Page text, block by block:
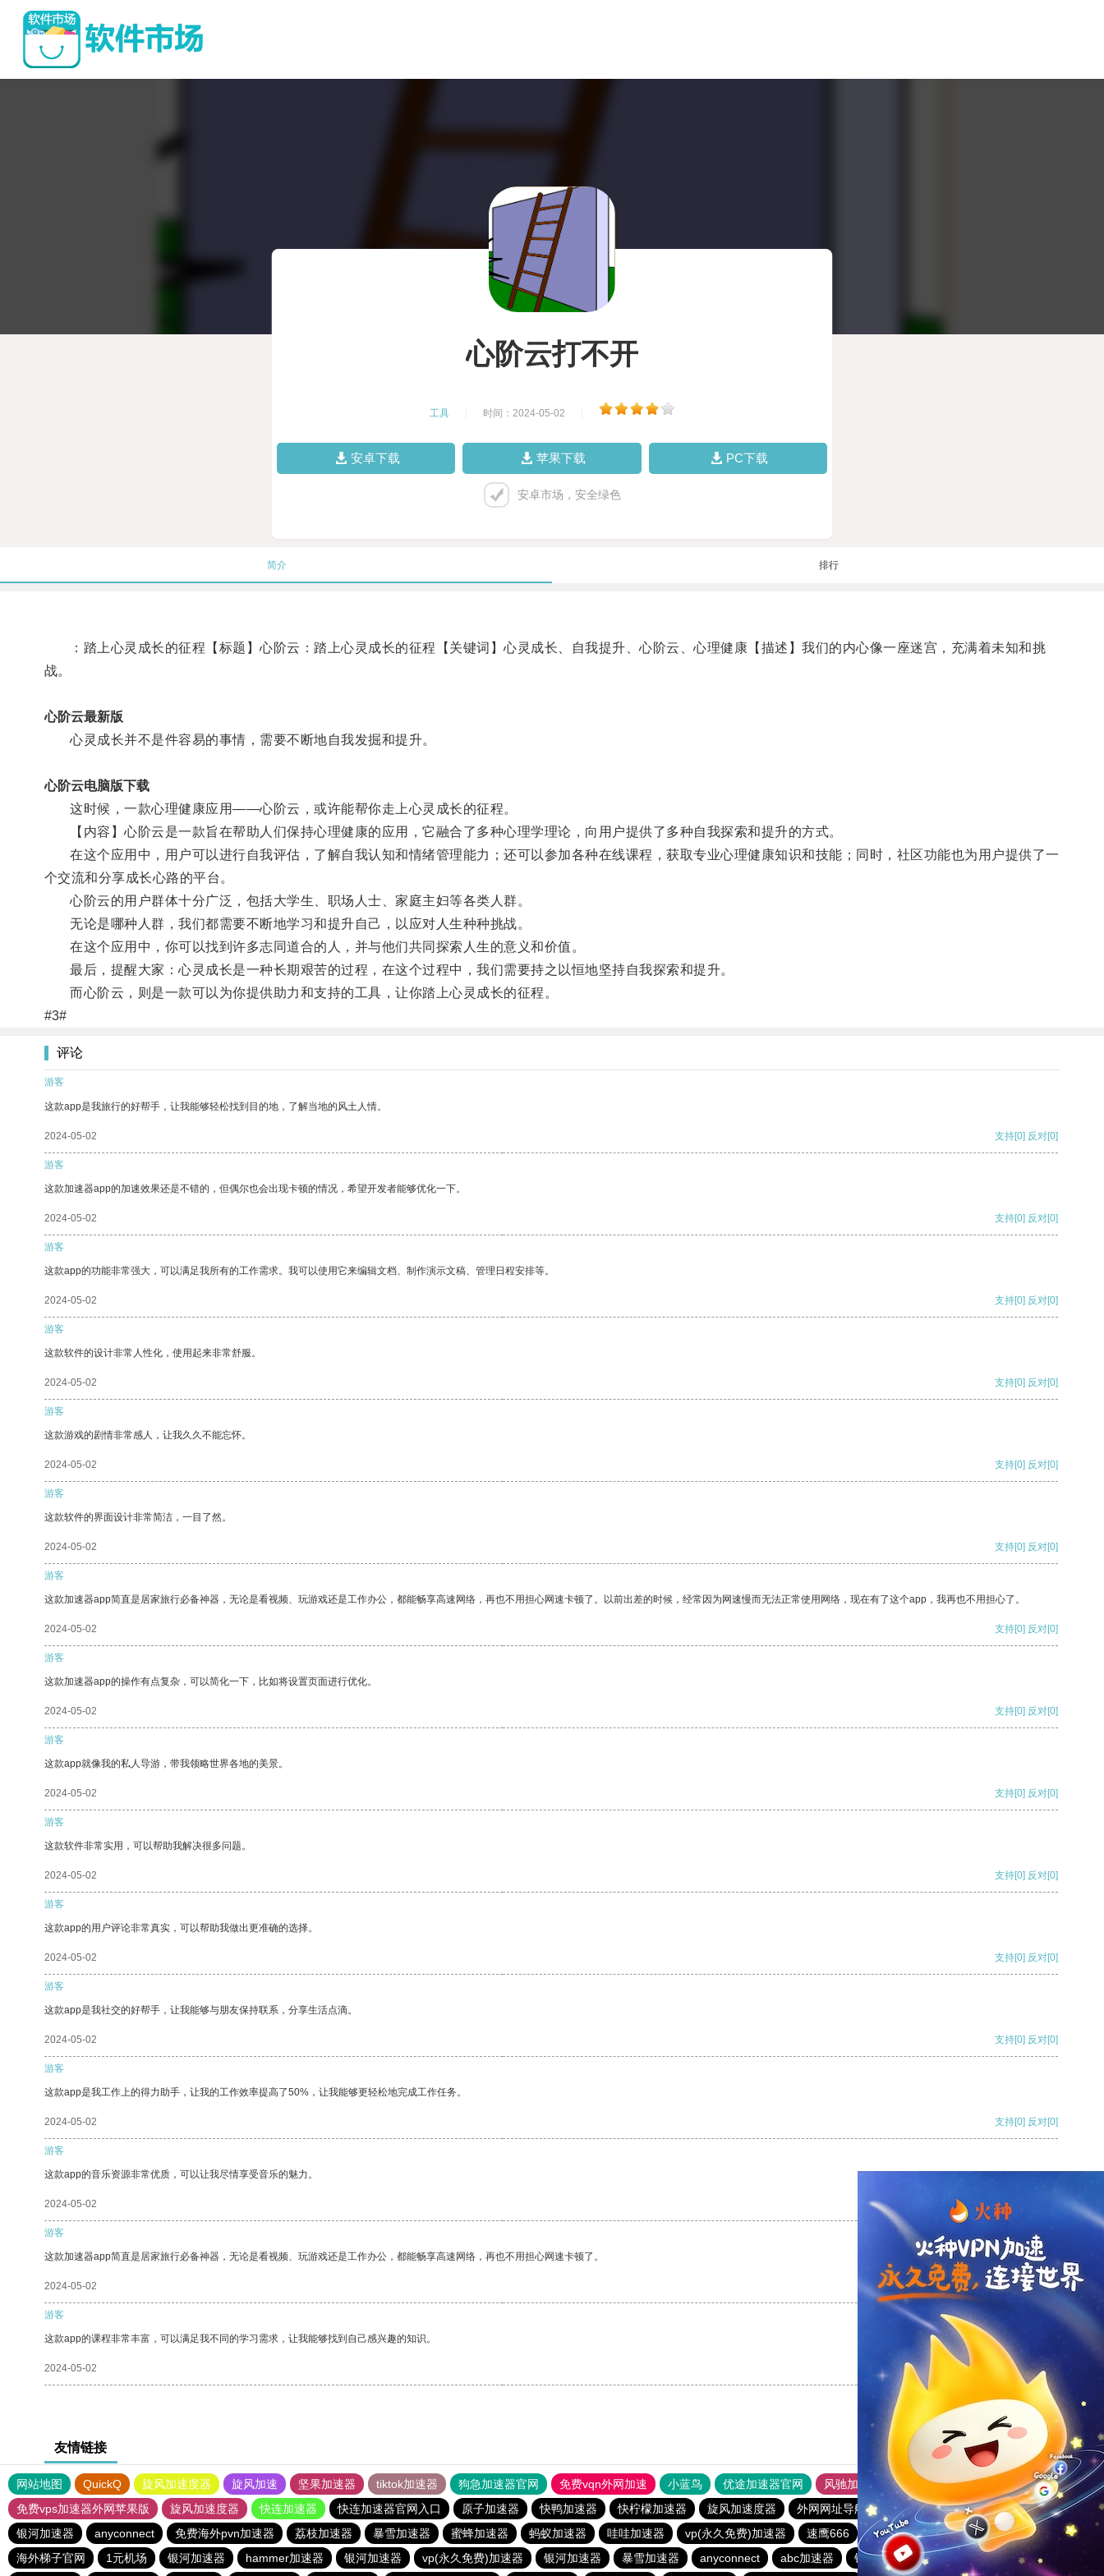
心阶云打不开
工具 时间：2024-05-02
安卓下载 苹果下载 PC下载
安卓市场，安全绿色
简介 排行
：踏上心灵成长的征程【标题】心阶云：踏上心灵成长的征程【关键词】心灵成长、自我提升、心阶云、心理健康【描述】我们的内心像一座迷宫，充满着未知和挑
战。
心阶云最新版
心灵成长并不是件容易的事情，需要不断地自我发掘和提升。
心阶云电脑版下载
这时候，一款心理健康应用——心阶云，或许能帮你走上心灵成长的征程。
【内容】心阶云是一款旨在帮助人们保持心理健康的应用，它融合了多种心理学理论，向用户提供了多种自我探索和提升的方式。
在这个应用中，用户可以进行自我评估，了解自我认知和情绪管理能力；还可以参加各种在线课程，获取专业心理健康知识和技能；同时，社区功能也为用户提供了一
个交流和分享成长心路的平台。
心阶云的用户群体十分广泛，包括大学生、职场人士、家庭主妇等各类人群。
无论是哪种人群，我们都需要不断地学习和提升自己，以应对人生种种挑战。
在这个应用中，你可以找到许多志同道合的人，并与他们共同探索人生的意义和价值。
最后，提醒大家：心灵成长是一种长期艰苦的过程，在这个过程中，我们需要持之以恒地坚持自我探索和提升。
而心阶云，则是一款可以为你提供助力和支持的工具，让你踏上心灵成长的征程。
#3#
评论
游客
这款app是我旅行的好帮手，让我能够轻松找到目的地，了解当地的风土人情。
2024-05-02 支持[0] 反对[0]
游客
这款加速器app的加速效果还是不错的，但偶尔也会出现卡顿的情况，希望开发者能够优化一下。
2024-05-02 支持[0] 反对[0]
游客
这款app的功能非常强大，可以满足我所有的工作需求。我可以使用它来编辑文档、制作演示文稿、管理日程安排等。
2024-05-02 支持[0] 反对[0]
游客
这款软件的设计非常人性化，使用起来非常舒服。
2024-05-02 支持[0] 反对[0]
游客
这款游戏的剧情非常感人，让我久久不能忘怀。
2024-05-02 支持[0] 反对[0]
游客
这款软件的界面设计非常简洁，一目了然。
2024-05-02 支持[0] 反对[0]
游客
这款加速器app简直是居家旅行必备神器，无论是看视频、玩游戏还是工作办公，都能畅享高速网络，再也不用担心网速卡顿了。以前出差的时候，经常因为网速慢而无法正常使用网络，现在有了这个app，我再也不用担心了。
2024-05-02 支持[0] 反对[0]
游客
这款加速器app的操作有点复杂，可以简化一下，比如将设置页面进行优化。
2024-05-02 支持[0] 反对[0]
游客
这款app就像我的私人导游，带我领略世界各地的美景。
2024-05-02 支持[0] 反对[0]
游客
这款软件非常实用，可以帮助我解决很多问题。
2024-05-02 支持[0] 反对[0]
游客
这款app的用户评论非常真实，可以帮助我做出更准确的选择。
2024-05-02 支持[0] 反对[0]
游客
这款app是我社交的好帮手，让我能够与朋友保持联系，分享生活点滴。
2024-05-02 支持[0] 反对[0]
游客
这款app是我工作上的得力助手，让我的工作效率提高了50%，让我能够更轻松地完成工作任务。
2024-05-02 支持[0] 反对[0]
游客
这款app的音乐资源非常优质，可以让我尽情享受音乐的魅力。
2024-05-02 支持
游客
这款加速器app简直是居家旅行必备神器，无论是看视频、玩游戏还是工作办公，都能畅享高速网络，再也不用担心网速卡顿了。
2024-05-02 支持[0] 反对[0]
游客
这款app的课程非常丰富，可以满足我不同的学习需求，让我能够找到自己感兴趣的知识。
2024-05-02 支持[0] 反对[0]
友情链接
网站地图 QuickQ 旋风加速度器 旋风加速 坚果加速器 tiktok加速器 狗急加速器官网 免费vqn外网加速 小蓝鸟 优途加速器官网 风驰加速器
旋风加速器
免费vps加速器外网苹果版
旋风加速度器 快连加速器 快连加速器官网入口 原子加速器 快鸭加速器 快柠檬加速器 旋风加速度器 外网网址导航 软件中心
番石榴加速器
银河加速器
anyconnect 免费海外pvn加速器 荔枝加速器 暴雪加速器 蜜蜂加速器 蚂蚁加速器 哇哇加速器 vp(永久免费)加速器 速鹰666 veee加速器 1元机场
青柠加速器
海外梯子官网
1元机场 银河加速器 hammer加速器 银河加速器 vp(永久免费)加速器 银河加速器 暴雪加速器 anyconnect abc加速器 银河加速器 海鸥加速器
银河加速器